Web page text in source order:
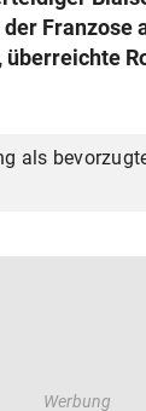
Franzose
überreichte
als